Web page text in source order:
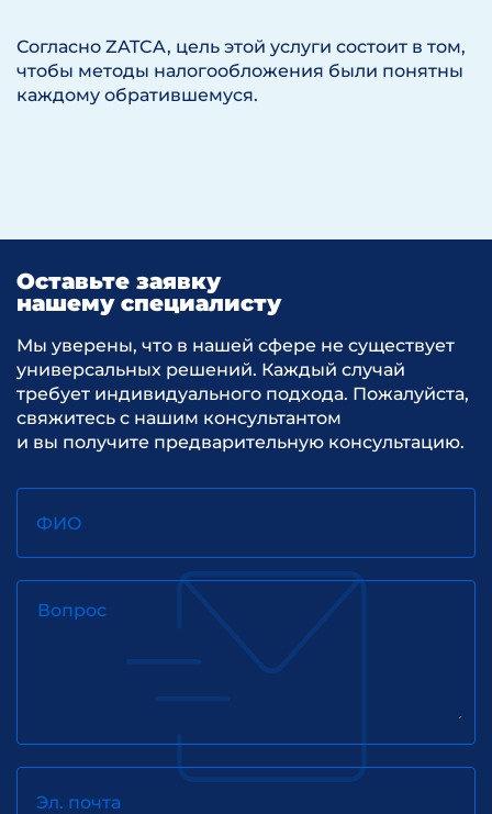
Согласно ZATCA, цель этой услуги состоит в том,
чтобы методы налогообложения были понятны
каждому обратившемуся.
Оставьте заявку
нашему специалисту
Мы уверены, что в нашей сфере не существует
универсальных решений. Каждый случай
требует индивидуального подхода. Пожалуйста,
свяжитесь с нашим консультантом
и вы получите предварительную консультацию.
ФИО
Вопрос
Эл. почта